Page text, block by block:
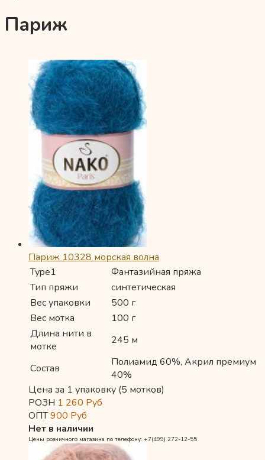
Париж
Париж 10328 морская волна
Type1
Фантазийная пряжа
Тип пряжи
синтетическая
Вес упаковки
500 г
Вес мотка
100 г
Длина нити в
мотке
245 м
Состав
Полиамид 60%, Акрил премиум
40%
Цена за 1 упаковку (5 мотков)
РОЗН 1 260 Руб
ОПТ900 Руб
Нет в наличии
Цены розничного магазина по телефону: +7(499) 272-12-55